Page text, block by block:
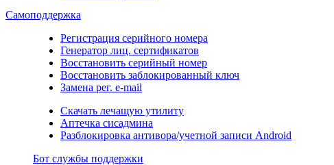
Самоподдержка
Регистрация серийного номера
Генератор лиц. сертификатов
Восстановить серийный номер
Восстановить заблокированный ключ
Замена рег. e-mail
Скачать лечащую утилиту
Аптечка сисадмина
Разблокировка антивора/учетной записи Android
Бот службы поддержки